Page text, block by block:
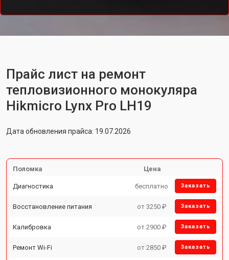
Прайс лист на ремонт
тепловизионного монокуляра
Hikmicro Lynx Pro LH19
Дата обновления прайса: 19.07.2026
Поломка Цена
Диагностика бесплатно Заказать
Восстановление питания от 3250 ₽ Заказать
Калибровка от 2900 ₽ Заказать
Ремонт Wi-Fi от 2850 ₽ Заказать